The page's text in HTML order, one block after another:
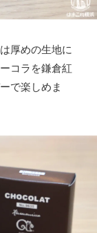
厚めの生地に
コラを鎌倉紅
で楽しめま